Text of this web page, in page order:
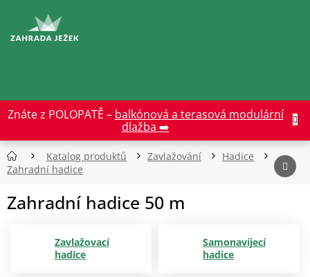
obsah
Znáte z POLOPATĚ – balkónová a terasová modulární
dlažba ➡️
Katalog produktů Zavlažování
Hadice
Zahradní hadice
Zahradní hadice 50 m
Zavlažovací
hadice
Samonavíjecí
hadice